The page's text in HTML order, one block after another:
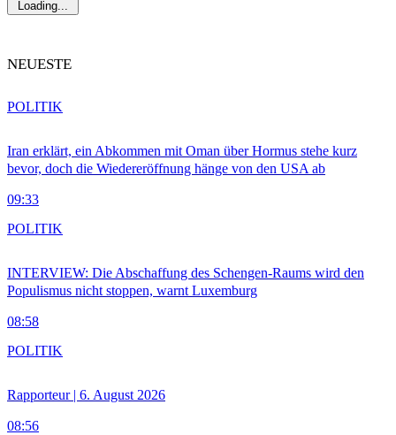
Loading...
NEUESTE
Iran erklärt, ein Abkommen mit Oman über Hormus stehe kurz
bevor, doch die Wiedereröffnung hänge von den USA ab
09:33
POLITIK
INTERVIEW: Die Abschaffung des Schengen-Raums wird den
Populismus nicht stoppen, warnt Luxemburg
08:58
POLITIK
Rapporteur | 6. August 2026
08:56
POLITIK